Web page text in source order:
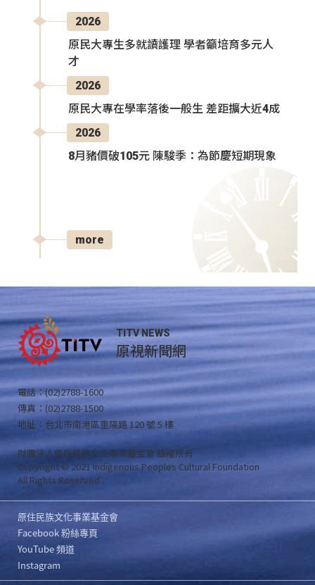
2026
原民大專生多就讀護理 學者籲培育多元人
才
2026
原民大專在學率落後一般生 差距擴大近4成
2026
8月豬價破105元 陳駿季：為節慶短期現象
more
TITV NEWS
原視新聞網
電話：(02)2788-1600
傳真：(02)2788-1500
地址：台北市南港區重陽路 120 號 5 樓
財團法人原住民族文化事業基金會 版權所有
Copyright © 2021 Indigenous Peoples Cultural Foundation
All Rights Reserved .
原住民族文化事業基金會
Facebook 粉絲專頁
YouTube 頻道
Instagram